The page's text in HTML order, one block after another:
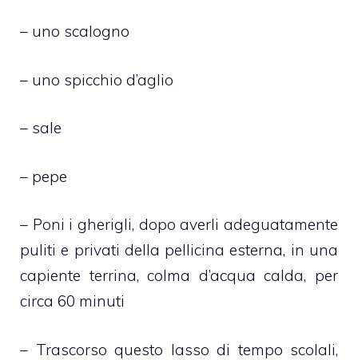
– uno scalogno
– uno spicchio d’aglio
– sale
– pepe
– Poni i gherigli, dopo averli adeguatamente
puliti e privati della pellicina esterna, in una
capiente terrina, colma d’acqua calda, per
circa 60 minuti
– Trascorso questo lasso di tempo scolali,